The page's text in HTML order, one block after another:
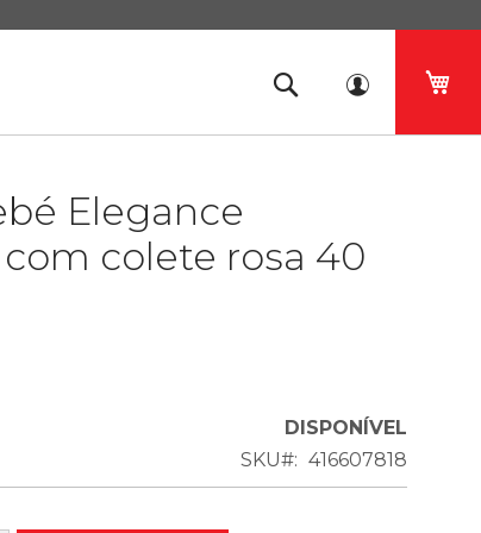
Elegance
colete rosa 40
DISPONÍVEL
SKU
416607818